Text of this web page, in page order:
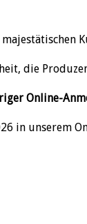
die
Online-
in unserem